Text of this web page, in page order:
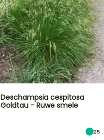
Deschampsia cespitosa
Goldtau - Ruwe smele
25